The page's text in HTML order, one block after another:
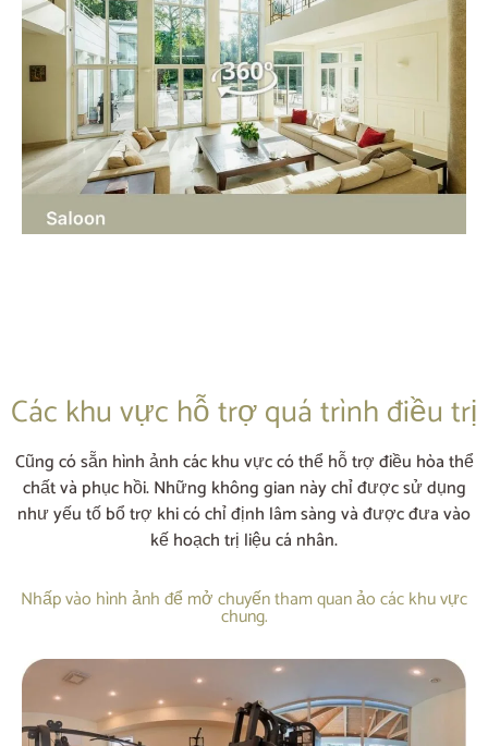
Các khu vực hỗ trợ quá trình điều trị
Cũng có sẵn hình ảnh các khu vực có thể hỗ trợ điều hòa thể
chất và phục hồi. Những không gian này chỉ được sử dụng
như yếu tố bổ trợ khi có chỉ định lâm sàng và được đưa vào
kế hoạch trị liệu cá nhân.
Nhấp vào hình ảnh để mở chuyến tham quan ảo các khu vực
chung.